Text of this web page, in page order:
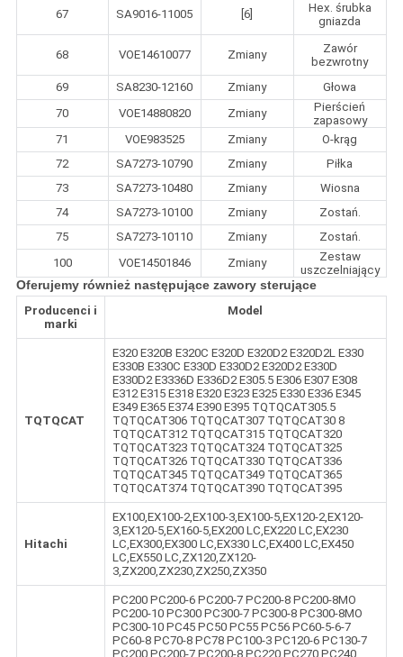
67 SA9016-11005 [6]
Hex. śrubka
gniazda
68 VOE14610077 Zmiany
Zawór
bezwrotny
69
SA8230-12160 Zmiany
Głowa
70
VOE14880820 Zmiany
Pierścień
zapasowy
71
VOE983525 Zmiany
O-krąg
72
SA7273-10790 Zmiany
Piłka
73
SA7273-10480 Zmiany
Wiosna
74
SA7273-10100 Zmiany
Zostań.
75
SA7273-10110 Zmiany
Zostań.
100
VOE14501846 Zmiany
Zestaw
uszczelniający
Oferujemy również następujące zawory sterujące
Producenci i
marki
Model
TQTQCAT
E320 E320B E320C E320D E320D2 E320D2L E330
E330B E330C E330D E330D2 E320D2 E330D
E330D2 E3336D E336D2 E305.5 E306 E307 E308
E312 E315 E318 E320 E323 E325 E330 E336 E345
E349 E365 E374 E390 E395 TQTQCAT305.5
TQTQCAT306 TQTQCAT307 TQTQCAT30 8
TQTQCAT312 TQTQCAT315 TQTQCAT320
TQTQCAT323 TQTQCAT324 TQTQCAT325
TQTQCAT326 TQTQCAT330 TQTQCAT336
TQTQCAT345 TQTQCAT349 TQTQCAT365
TQTQCAT374 TQTQCAT390 TQTQCAT395
Hitachi
EX100,EX100-2,EX100-3,EX100-5,EX120-2,EX120-
3,EX120-5,EX160-5,EX200 LC,EX220 LC,EX230
LC,EX300,EX300 LC,EX330 LC,EX400 LC,EX450
LC,EX550 LC,ZX120,ZX120-
3,ZX200,ZX230,ZX250,ZX350
PC200 PC200-6 PC200-7 PC200-8 PC200-8MO
PC200-10 PC300 PC300-7 PC300-8 PC300-8MO
PC300-10 PC45 PC50 PC55 PC56 PC60-5-6-7
PC60-8 PC70-8 PC78 PC100-3 PC120-6 PC130-7
PC200 PC200-7 PC200-8 PC220 PC270 PC240